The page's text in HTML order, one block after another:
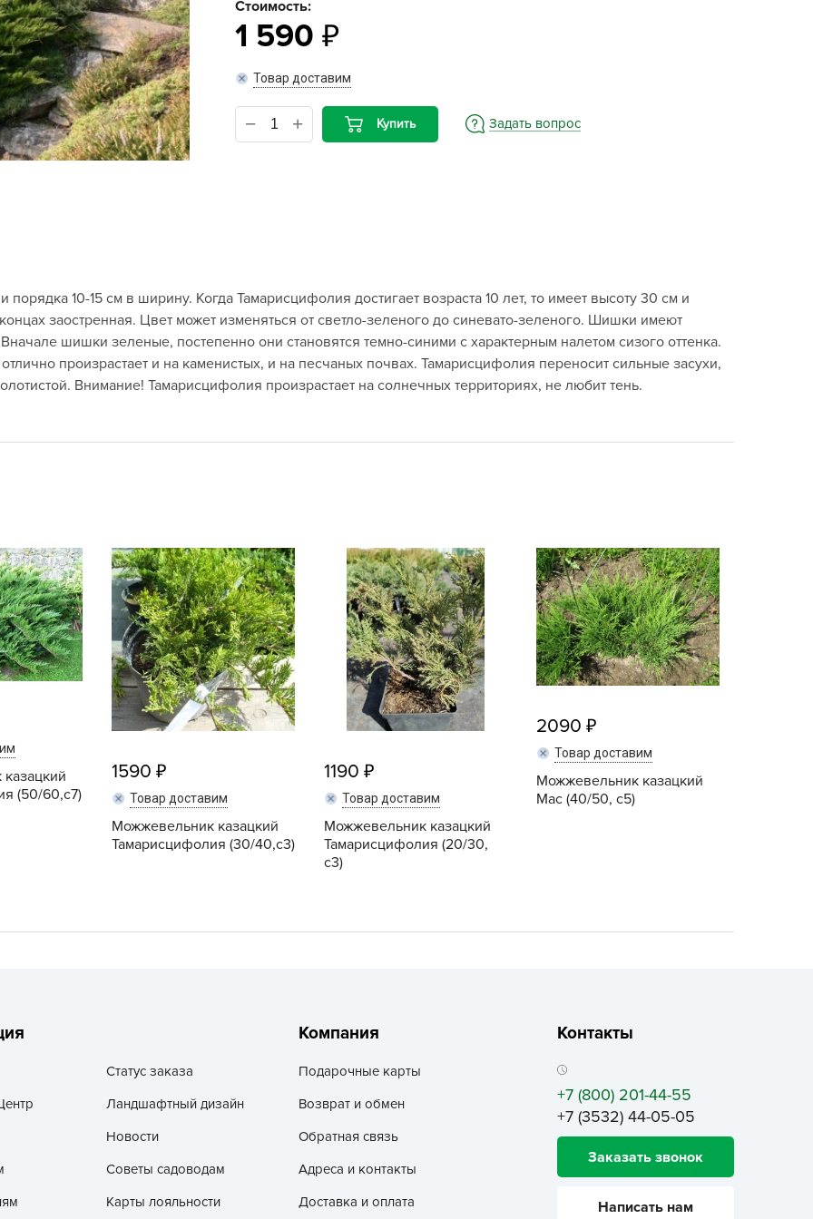
Dacha Group
Dr.Klaus
Green Boom
GRIZZLY
HoZelock
List'OK
Palisad
Raco
Rehau
Robin Green
Rubit
Santino
Terra Vita
Uniel
VALBRENTA CHEMICALS
Zarit
Агробиотехнология
агрофирма манул
байкал
Банные штучки
Стоимость:
1 590
Товар доставим
Купить Задать вопрос
10-15 см в ширину. Когда Тамарисцифолия достигает возраста 10 лет, то имеет высоту 30 см и
заостренная. Цвет может изменяться от светло-зеленого до синевато-зеленого. Шишки имеют
шишки зеленые, постепенно они становятся темно-синими с характерным налетом сизого оттенка.
произрастает и на каменистых, и на песчаных почвах. Тамарисцифолия переносит сильные засухи,
Внимание! Тамарисцифолия произрастает на солнечных территориях, не любит тень.
(50/60,c7)
1590
Товар доставим
Можжевельник казацкий
Тамарисцифолия (30/40,c3)
1190
Товар доставим
Можжевельник казацкий
Тамарисцифолия (20/30,
c3)
2090
Товар доставим
Можжевельник казацкий
Мас (40/50, c5)
Статус заказа
Ландшафтный дизайн
Новости
Советы садоводам
Карты лояльности
Компания
Подарочные карты
Возврат и обмен
Обратная связь
Адреса и контакты
Доставка и оплата
Контакты
+7 (800) 201-44-55
+7 (3532) 44-05-05
Заказать звонок
Написать нам